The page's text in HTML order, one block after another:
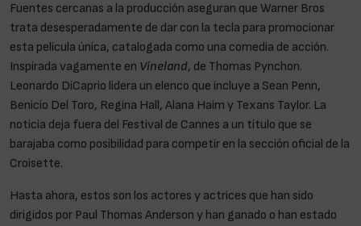
Fuentes cercanas a la producción aseguran que Warner Bros
trata desesperadamente de dar con la tecla para promocionar
esta película única, catalogada como una comedia de acción.
Inspirada vagamente en Vineland, de Thomas Pynchon.
Leonardo DiCaprio lidera un elenco que incluye a Sean Penn,
Benicio Del Toro, Regina Hall, Alana Haim y Texans Taylor. La
noticia deja fuera del Festival de Cannes a un título que se
barajaba como posibilidad para competir en la sección oficial de la
Croisette.
Hasta ahora, estos son los actores y actrices que han sido
dirigidos por Paul Thomas Anderson y han ganado o han estado